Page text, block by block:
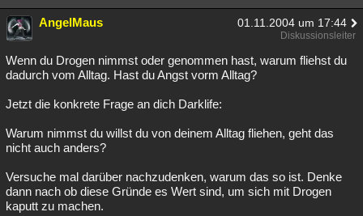
AngelMaus 01.11.2004 um 17:44
Diskussionsleiter
Wenn du Drogen nimmst oder genommen hast, warum fliehst du
dadurch vom Alltag. Hast du Angst vorm Alltag?
Jetzt die konkrete Frage an dich Darklife:
Warum nimmst du willst du von deinem Alltag fliehen, geht das
nicht auch anders?
Versuche mal darüber nachzudenken, warum das so ist. Denke
dann nach ob diese Gründe es Wert sind, um sich mit Drogen
kaputt zu machen.